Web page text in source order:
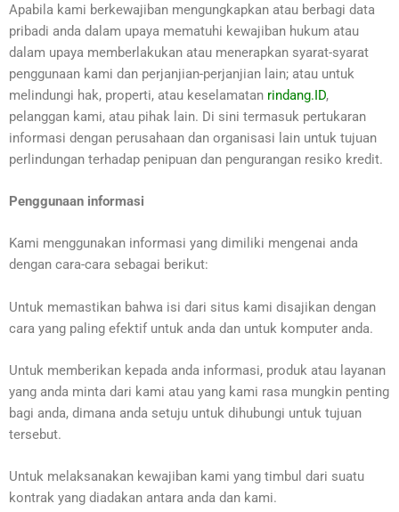
Apabila kami berkewajiban mengungkapkan atau berbagi data
pribadi anda dalam upaya mematuhi kewajiban hukum atau
dalam upaya memberlakukan atau menerapkan syarat-syarat
penggunaan kami dan perjanjian-perjanjian lain; atau untuk
melindungi hak, properti, atau keselamatan rindang.ID,
pelanggan kami, atau pihak lain. Di sini termasuk pertukaran
informasi dengan perusahaan dan organisasi lain untuk tujuan
perlindungan terhadap penipuan dan pengurangan resiko kredit.
Penggunaan informasi
Kami menggunakan informasi yang dimiliki mengenai anda
dengan cara-cara sebagai berikut:
Untuk memastikan bahwa isi dari situs kami disajikan dengan
cara yang paling efektif untuk anda dan untuk komputer anda.
Untuk memberikan kepada anda informasi, produk atau layanan
yang anda minta dari kami atau yang kami rasa mungkin penting
bagi anda, dimana anda setuju untuk dihubungi untuk tujuan
tersebut.
Untuk melaksanakan kewajiban kami yang timbul dari suatu
kontrak yang diadakan antara anda dan kami.